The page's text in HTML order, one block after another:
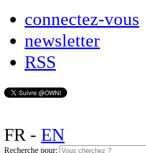
connectez-vous
newsletter
RSS
FR- EN
Recherche pour: